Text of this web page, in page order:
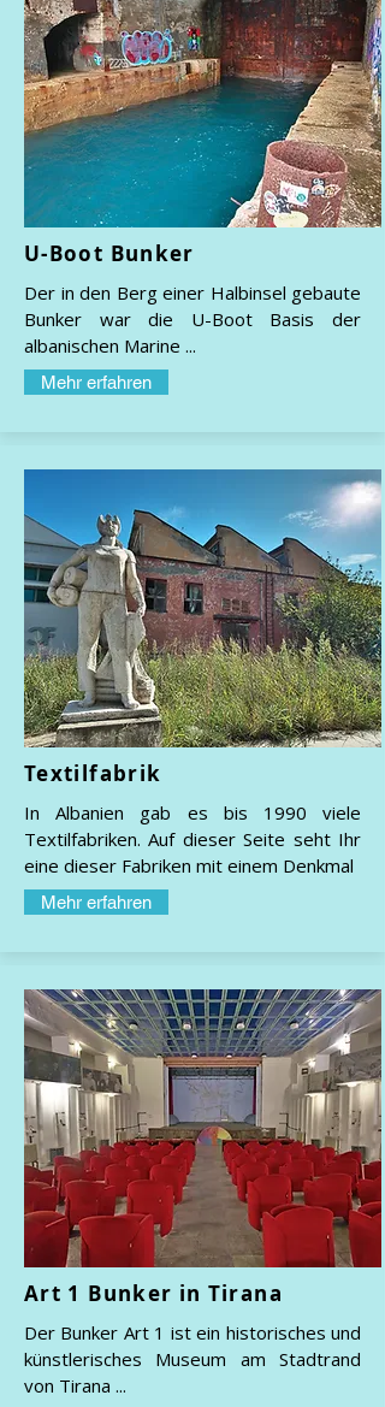
U-Boot Bunker
Der in den Berg einer Halbinsel gebaute
Bunker war die U-Boot Basis der
albanischen Marine ...
Mehr erfahren
Textilfabrik
In Albanien gab es bis 1990 viele
Textilfabriken. Auf dieser Seite seht Ihr
eine dieser Fabriken mit einem Denkmal
Mehr erfahren
Art 1 Bunker in Tirana
Der Bunker Art 1 ist ein historisches und
künstlerisches Museum am Stadtrand
von Tirana ...